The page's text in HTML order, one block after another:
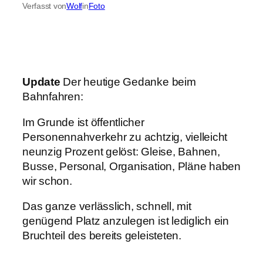
Verfasst vonWolfinFoto
Update Der heutige Gedanke beim
Bahnfahren:
Im Grunde ist öffentlicher
Personennahverkehr zu achtzig, vielleicht
neunzig Prozent gelöst: Gleise, Bahnen,
Busse, Personal, Organisation, Pläne haben
wir schon.
Das ganze verlässlich, schnell, mit
genügend Platz anzulegen ist lediglich ein
Bruchteil des bereits geleisteten.